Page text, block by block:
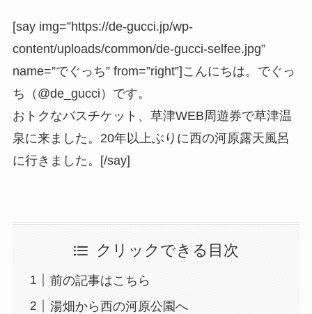
[say img=”https://de-gucci.jp/wp-
content/uploads/common/de-gucci-selfee.jpg”
name=”でぐっち” from=”right”]こんにちは。でぐっ
ち（@de_gucci）です。
おトクなバスチケット、草津WEB周遊券で草津温
泉に来ました。20年以上ぶりに西の河原露天風呂
に行きました。[/say]
クリックできる目次
前の記事はこちら
湯畑から西の河原公園へ